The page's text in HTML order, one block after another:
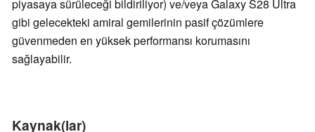
piyasaya sürüleceği bildiriliyor) ve/veya Galaxy S28 Ultra
gibi gelecekteki amiral gemilerinin pasif çözümlere
güvenmeden en yüksek performansı korumasını
sağlayabilir.
Kaynak(lar)